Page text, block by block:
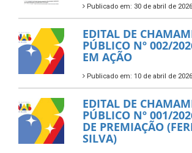
Publicado em: 30 de abril de 2026
EDITAL DE
PÚBLICO Nº 002/
EM AÇÃO
Publicado em: 10 de abril de 2026
EDITAL DE
PÚBLICO Nº 001/
DE PREMIAÇÃO
SILVA)